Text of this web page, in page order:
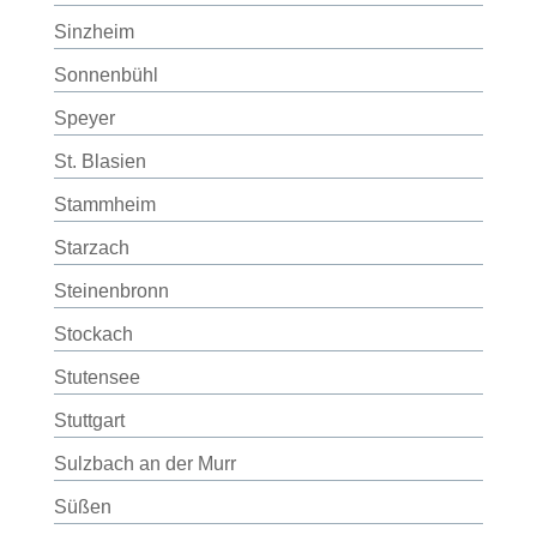
Sinzheim
Sonnenbühl
Speyer
St. Blasien
Stammheim
Starzach
Steinenbronn
Stockach
Stutensee
Stuttgart
Sulzbach an der Murr
Süßen